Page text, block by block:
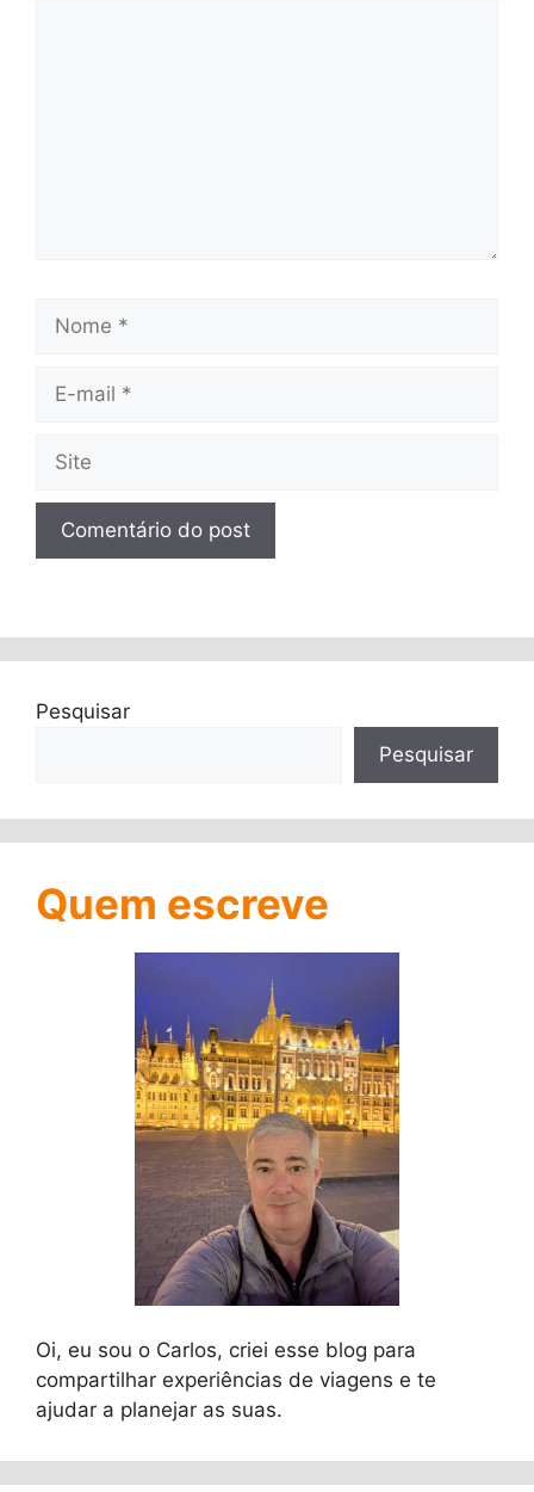
Nome
Site
Pesquisar
Pesquisar
Quem escreve
Oi, eu sou o Carlos, criei esse blog para
compartilhar experiências de viagens e te
ajudar a planejar as suas.